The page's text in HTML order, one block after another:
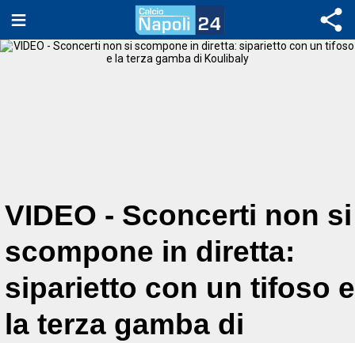
VIDEO - Sconcerti non si
scompone in diretta:
siparietto con un tifoso e
la terza gamba di